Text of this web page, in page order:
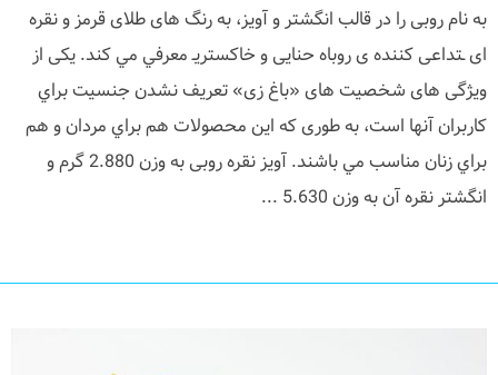
به نام روبی را در قالب انگشتر و آویز، به رنگ های طلای قرمز و نقره
ای ـتداعی کننده ی روباه حنایی و خاکستریـ معرفي مي كند. یکی از
ویژگی های شخصیت های «باغ زی» تعريف نشدن جنسیت براي
كاربران آنها است، به طوری که اين محصولات هم براي مردان و هم
براي زنان مناسب مي باشند. آویز نقره روبی به وزن 2.880 گرم و
انگشتر نقره آن به وزن 5.630 ...